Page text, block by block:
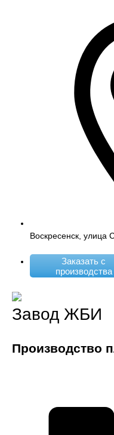
Воскресенск, улица
Заказать с
производства
Завод ЖБИ
Производство